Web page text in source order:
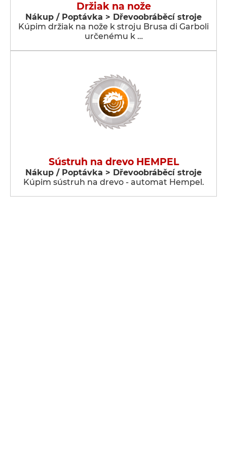
Držiak na nože
Nákup / Poptávka > Dřevoobráběcí stroje
Kúpim držiak na nože k stroju Brusa di Garboli
určenému k …
Sústruh na drevo HEMPEL
Nákup / Poptávka > Dřevoobráběcí stroje
Kúpim sústruh na drevo - automat Hempel.